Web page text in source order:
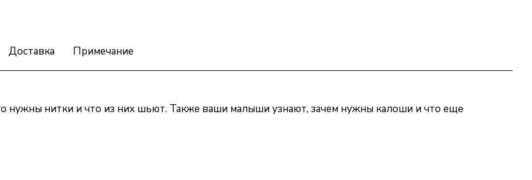
Доставка Примечание
нужны нитки и что из них шьют. Также ваши малыши узнают, зачем нужны калоши и что еще